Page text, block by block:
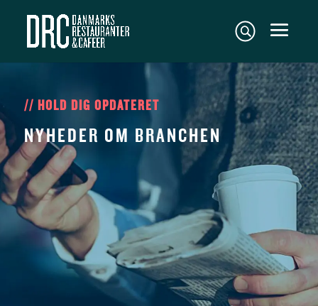
// HOLD DIG OPDATERET
NYHEDER OM BRANCHEN